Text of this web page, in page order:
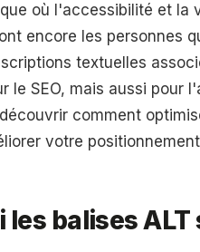
où l'accessibilité et la
encore les personnes
textuelles
le SEO, mais aussi pour
comment
votre
les balises